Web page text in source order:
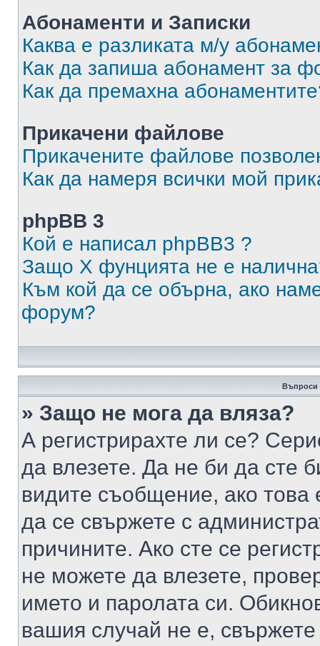
Абонаменти и Записки
Каква е разликата м/у
Как да запиша абонамент за
Как да премахна
Прикачени файлове
Прикачените файлове
Как да намеря всички мой
phpBB 3
Кой е написал phpBB3 ?
Защо X фунцията не е
Към кой да се обърна, ако
форум?
Въпроси
» Защо не мога да вляза?
А регистрирахте ли се?
да влезете. Да не би да сте
видите съобщение, ако това
да се свържете с
причините. Ако сте се
не можете да влезете,
името и паролата си.
вашия случай не е,